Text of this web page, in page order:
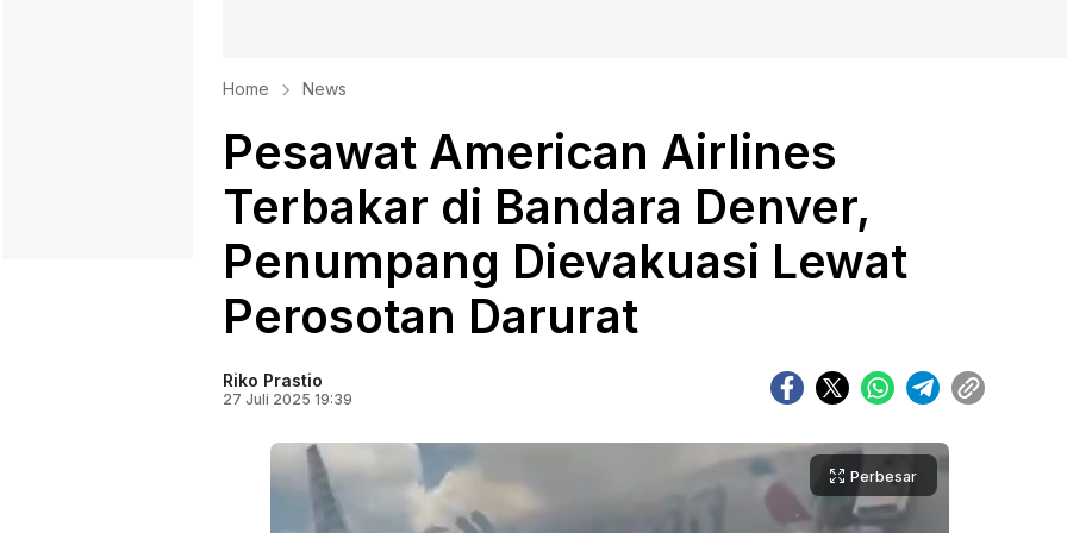
Home News
Pesawat American Airlines
Terbakar di Bandara Denver,
Penumpang Dievakuasi Lewat
Perosotan Darurat
Riko Prastio
27 Juli 2025 19:39
Perbesar